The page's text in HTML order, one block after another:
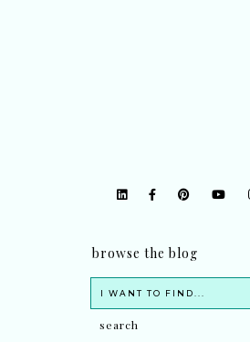
browse the blog